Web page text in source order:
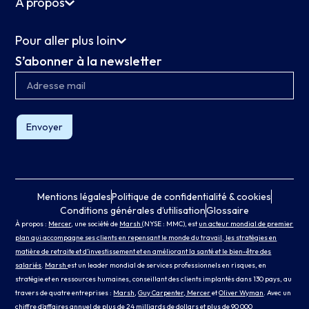
Pour aller plus loin
S’abonner à la newsletter
Envoyer
Mentions légalesPolitique de confidentialité & cookies
Conditions générales d’utilisationGlossaire
À propos : Mercer, une société de Marsh(NYSE : MMC), estun acteur mondial de premier
plan qui accompagne ses clients en repensant le monde du travail, les stratégies en
matière de retraite et d’investissement et en améliorant la santé et le bien-être des
salariés Marshest un leader mondial de services professionnels en risques, en
stratégie et en ressources humaines, conseillant des clients implantés dans 130 pays, au
travers de quatre entreprises : Marsh ,Guy Carpenter, MerceretOliver Wyman . Avec un
chiffre d’affaires annuel de plus de 24 milliards de dollars et plus de 90 000